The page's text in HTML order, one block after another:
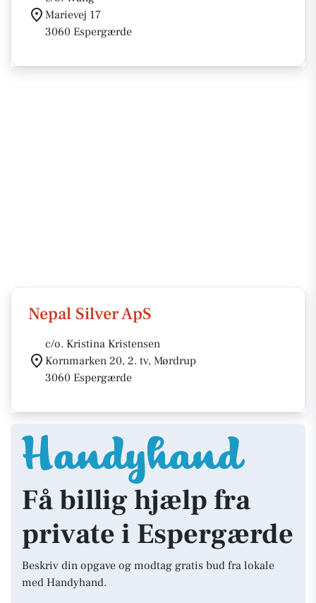
Marievej 17
3060 Espergærde
Nepal Silver ApS
c/o. Kristina Kristensen
Kornmarken 20, 2. tv, Mørdrup
3060 Espergærde
Få billig hjælp fra
private i Espergærde
Beskriv din opgave og modtag gratis bud fra lokale
med Handyhand.